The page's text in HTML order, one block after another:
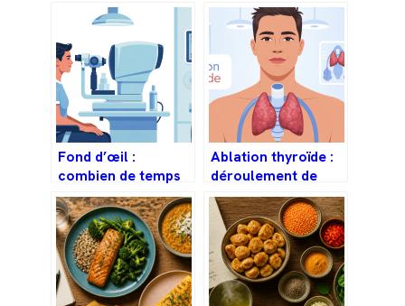
Fond d’œil :
combien de temps
sans voir et
comment bien se
préparer
Ablation thyroïde :
déroulement de
l’opération, risques
et vie après